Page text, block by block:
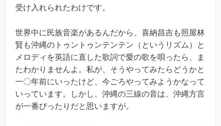
受け入れられたわけです。
世界中に民族音楽があるんだから、喜納昌吉も照屋林
賢も沖縄のトゥントゥンテンテン（というリズム）と
メロディを英語に直した歌詞で愛の歌を唄ったら、ま
たわかりませんよ。私が、そうやってみたらどうかと
一〇年前にいったけど、今ごろやってみようかなって
いっています。しかし、沖縄の三線の音は、沖縄方言
が一番ぴったりだと思いますが。